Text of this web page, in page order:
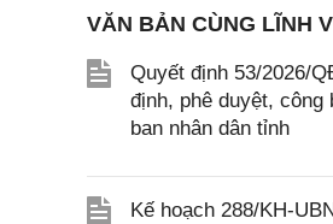
VĂN BẢN CÙNG LĨNH
Quyết định 53/2026/
định, phê duyệt, công
ban nhân dân tỉnh
Kế hoạch 288/KH-